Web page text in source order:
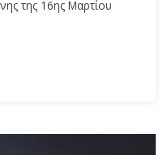
της 16ης Μαρτίου